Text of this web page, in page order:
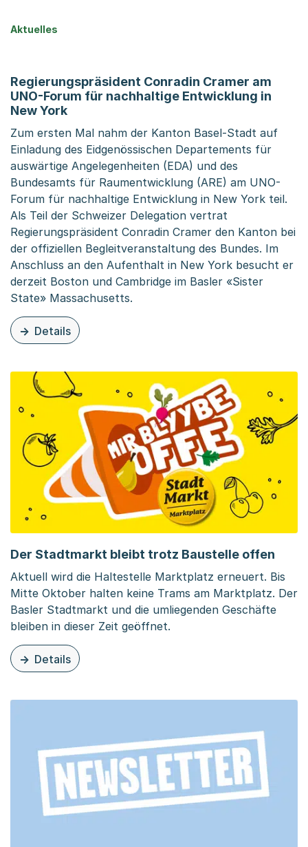
Aktuelles
Regierungspräsident Conradin Cramer am
UNO-Forum für nachhaltige Entwicklung in
New York
Zum ersten Mal nahm der Kanton Basel-Stadt auf
Einladung des Eidgenössischen Departements für
auswärtige Angelegenheiten (EDA) und des
Bundesamts für Raumentwicklung (ARE) am UNO-
Forum für nachhaltige Entwicklung in New York teil.
Als Teil der Schweizer Delegation vertrat
Regierungspräsident Conradin Cramer den Kanton bei
der offiziellen Begleitveranstaltung des Bundes. Im
Anschluss an den Aufenthalt in New York besucht er
derzeit Boston und Cambridge im Basler «Sister
State» Massachusetts.
Details
zu dieser Medienmitteilung: Regierungspräsident
Der Stadtmarkt bleibt trotz Baustelle offen
Aktuell wird die Haltestelle Marktplatz erneuert. Bis
Mitte Oktober halten keine Trams am Marktplatz. Der
Basler Stadtmarkt und die umliegenden Geschäfte
bleiben in dieser Zeit geöffnet.
Details
zu dieser Seite: Der Stadtmarkt bleibt trotz Baustelle